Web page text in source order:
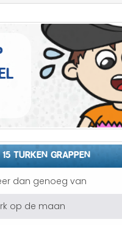
grappen
TURKEN GRAPPEN
dan genoeg van
op de maan